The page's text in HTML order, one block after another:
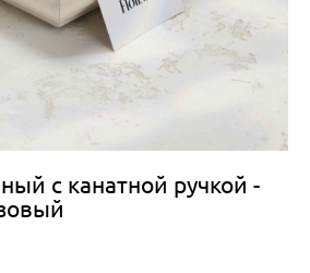
с канатной ручкой -